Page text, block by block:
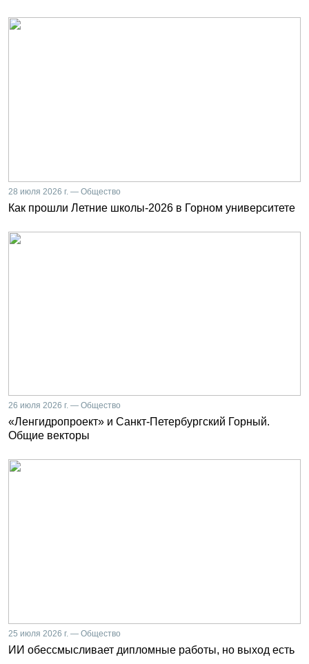
28 июля 2026 г. — Общество
Как прошли Летние школы-2026 в Горном университете
26 июля 2026 г. — Общество
«Ленгидропроект» и Санкт-Петербургский Горный.
Общие векторы
25 июля 2026 г. — Общество
ИИ обессмысливает дипломные работы, но выход есть